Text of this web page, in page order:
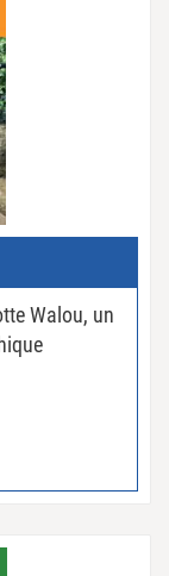
Walou, un